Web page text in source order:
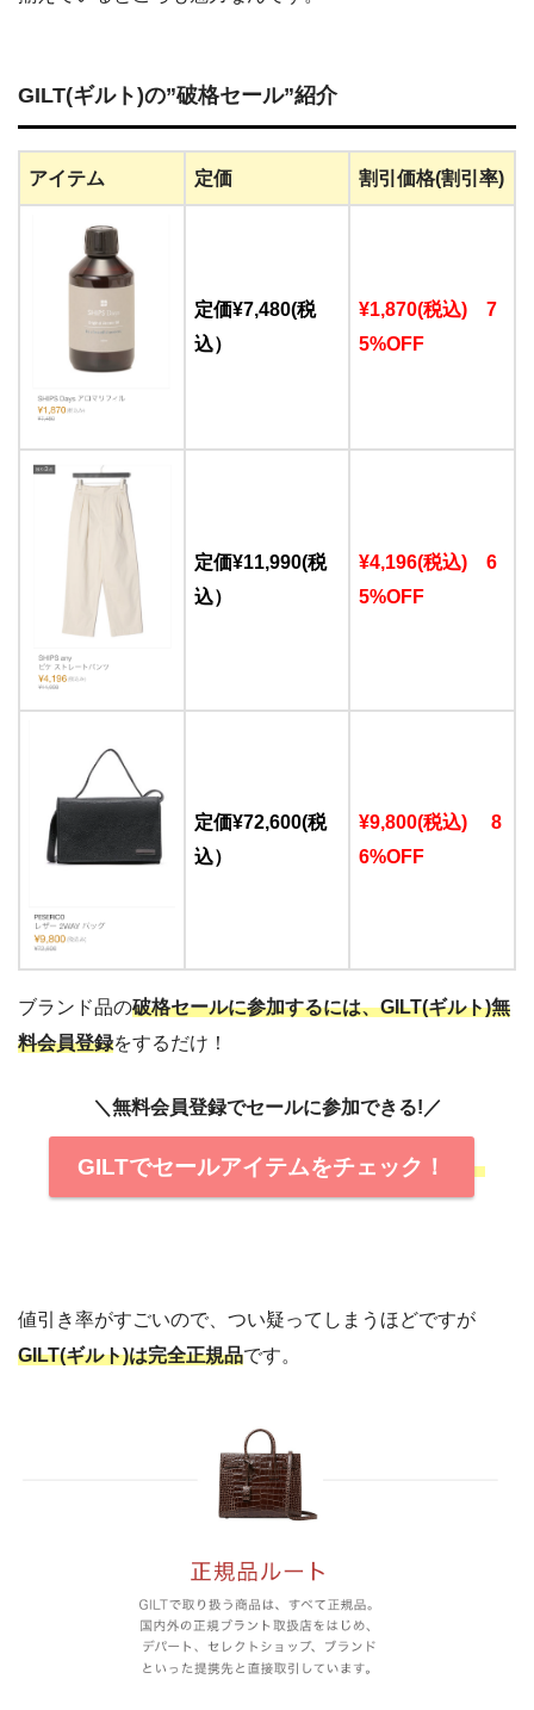
GILT(ギルト)の”破格セール”紹介
アイテム 定価 割引価格(割引率)
定価¥7,480(税
込）
¥1,870(税込) 7
5%OFF
定価¥11,990(税
込）
¥4,196(税込) 6
5%OFF
定価¥72,600(税
込）
¥9,800(税込) 8
6%OFF
ブランド品の破格セールに参加するには、GILT(ギルト)無
料会員登録をするだけ！
＼無料会員登録でセールに参加できる!／
GILTでセールアイテムをチェック！
値引き率がすごいので、つい疑ってしまうほどですが
GILT(ギルト)は完全正規品です。